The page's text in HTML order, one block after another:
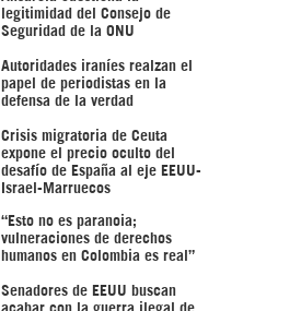
legitimidad del Consejo de
Seguridad de la ONU
Autoridades iraníes realzan el
papel de periodistas en la
defensa de la verdad
Crisis migratoria de Ceuta
expone el precio oculto del
desafío de España al eje EEUU-
Israel-Marruecos
“Esto no es paranoia;
vulneraciones de derechos
humanos en Colombia es real”
Senadores de EEUU buscan
acabar con la guerra ilegal de